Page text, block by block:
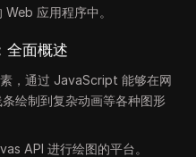
应用程序中。
全面概述
，通过 JavaScript 能够在网
绘制到复杂动画等各种图形
API 进行绘图的平台。